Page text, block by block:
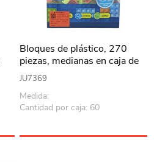
Bloques de plástico, 270
piezas, medianas en caja de
PVC
JU7369
Medida:
Cantidad por caja: 60